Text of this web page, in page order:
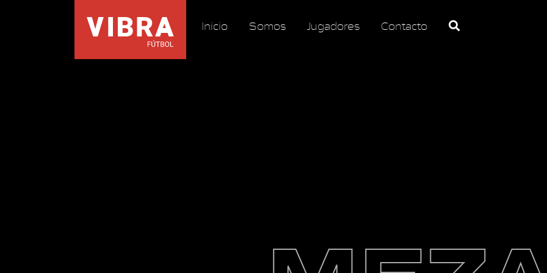
Inicio Somos Jugadores Contacto